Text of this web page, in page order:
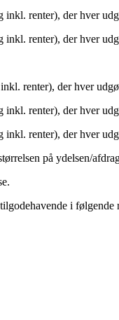
inkl. renter), der hver
inkl. renter), der hver
renter), der hver
inkl. renter), der hver
inkl. renter), der hver
på ydelsen/
i